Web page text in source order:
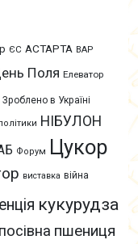
ЄС АСТАРТА ВАР
Поля Елеватор
Зроблено в Україні
НІБУЛОН
Форум Цукор
виставка війна
кукурудза
посівна пшениця